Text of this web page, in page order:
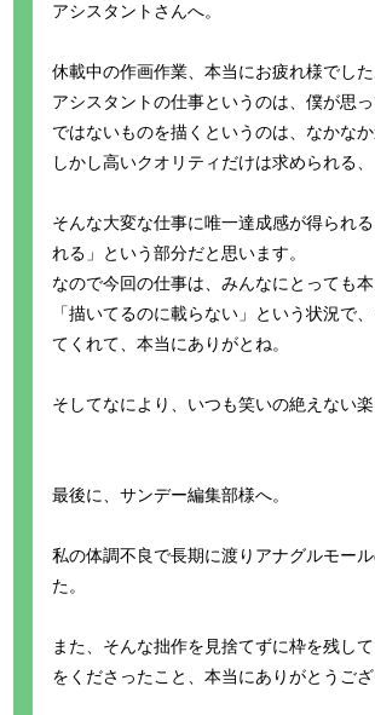
アシスタントさんへ。
休載中の作画作業、本当にお疲れ様でした
アシスタントの仕事というのは、僕が思
ではないものを描くというのは、なかな
しかし高いクオリティだけは求められる
そんな大変な仕事に唯一達成感が得られ
れる」という部分だと思います。
なので今回の仕事は、みんなにとっても
「描いてるのに載らない」という状況で
てくれて、本当にありがとね。
そしてなにより、いつも笑いの絶えない
最後に、サンデー編集部様へ。
私の体調不良で長期に渡りアナグルモー
た。
また、そんな拙作を見捨てずに枠を残し
をくださったこと、本当にありがとうござ